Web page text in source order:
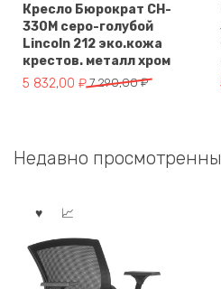
Кресло Бюрократ CH-
330M серо-голубой
Lincoln 212 эко.кожа
крестов. металл хром
7 290,00₽
Первоначальная
290,00 ₽.
5 832,00 ₽
Текущая
Недавно